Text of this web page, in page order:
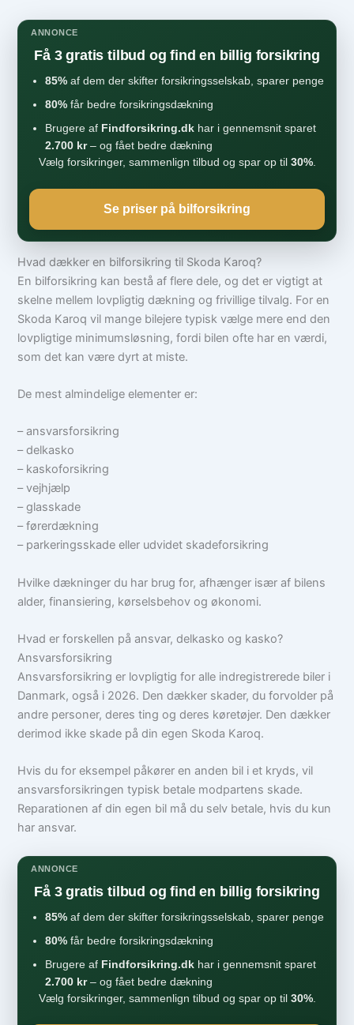
ANNONCE
Få 3 gratis tilbud og find en billig forsikring
85% af dem der skifter forsikringsselskab, sparer penge
80% får bedre forsikringsdækning
Brugere af Findforsikring.dk har i gennemsnit sparet
2.700 kr– og fået bedre dækning
Vælg forsikringer, sammenlign tilbud og spar op til 30%.
Se priser på bilforsikring
Hvad dækker en bilforsikring til Skoda Karoq?
En bilforsikring kan bestå af flere dele, og det er vigtigt at
skelne mellem lovpligtig dækning og frivillige tilvalg. For en
Skoda Karoq vil mange bilejere typisk vælge mere end den
lovpligtige minimumsløsning, fordi bilen ofte har en værdi,
som det kan være dyrt at miste.
De mest almindelige elementer er:
– ansvarsforsikring
– delkasko
– kaskoforsikring
– vejhjælp
– glasskade
– førerdækning
– parkeringsskade eller udvidet skadeforsikring
Hvilke dækninger du har brug for, afhænger især af bilens
alder, finansiering, kørselsbehov og økonomi.
Hvad er forskellen på ansvar, delkasko og kasko?
Ansvarsforsikring
Ansvarsforsikring er lovpligtig for alle indregistrerede biler i
Danmark, også i 2026. Den dækker skader, du forvolder på
andre personer, deres ting og deres køretøjer. Den dækker
derimod ikke skade på din egen Skoda Karoq.
Hvis du for eksempel påkører en anden bil i et kryds, vil
ansvarsforsikringen typisk betale modpartens skade.
Reparationen af din egen bil må du selv betale, hvis du kun
har ansvar.
ANNONCE
Få 3 gratis tilbud og find en billig forsikring
85% af dem der skifter forsikringsselskab, sparer penge
80% får bedre forsikringsdækning
Brugere af Findforsikring.dk har i gennemsnit sparet
2.700 kr– og fået bedre dækning
Vælg forsikringer, sammenlign tilbud og spar op til 30%.